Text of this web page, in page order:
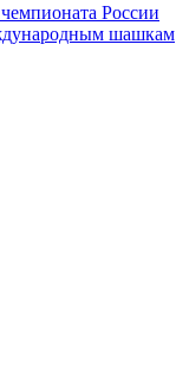
России
шашкам